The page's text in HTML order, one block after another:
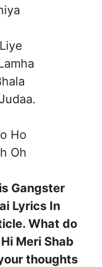
Ho
Oh
Gangster
Lyrics In
What do
Meri Shab
thoughts